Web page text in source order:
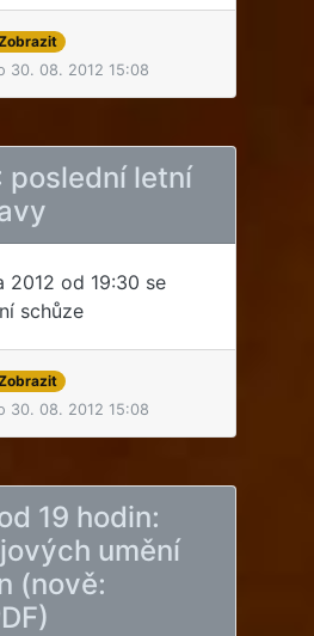
30. 08. 2012 15:08
poslední letní
2012 od 19:30 se
schůze
30. 08. 2012 15:08
19 hodin:
umění
(nově: